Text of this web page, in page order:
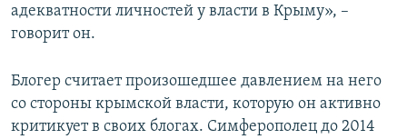
адекватности личностей у власти в Крыму», –
говорит он.
Блогер считает произошедшее давлением на него
со стороны крымской власти, которую он активно
критикует в своих блогах. Симферополец до 2014